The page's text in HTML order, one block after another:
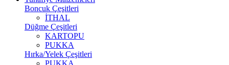
Boncuk Çeşitleri
İTHAL
Düğme Çeşitleri
KARTOPU
PUKKA
Hırka/Yelek Çeşitleri
PUKKA